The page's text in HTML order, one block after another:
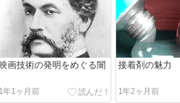
画技術の発明をめぐる闇
1年1ヶ月前
接着剤の魅力
1年2ヶ月前